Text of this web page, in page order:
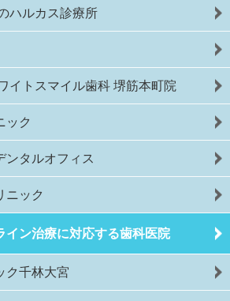
ハルカス診療所
イトスマイル歯科 堺筋本町院
ック
ンタルオフィス
ニック
イン治療に対応する歯科医院
ク千林大宮